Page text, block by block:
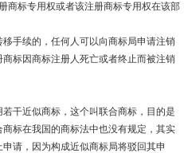
商标专用权或者该注册商标专用权在该部
手续的，任何人可以向商标局申请注销
标因商标注册人死亡或者终止而被注销
干近似商标，这个叫联合商标，目的是
标在我国的商标法中也没有规定，其实
请，因为构成近似商标局将驳回其申